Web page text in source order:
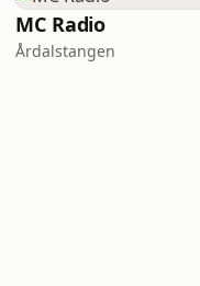
MC Radio
Årdalstangen